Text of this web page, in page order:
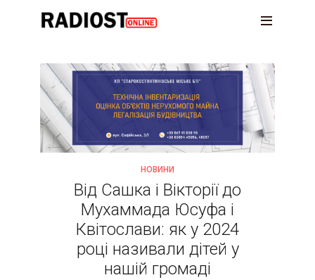
НОВИНИ
Від Сашка і Вікторії до
Мухаммада Юсуфа і
Квітослави: як у 2024
році називали дітей у
нашій громаді